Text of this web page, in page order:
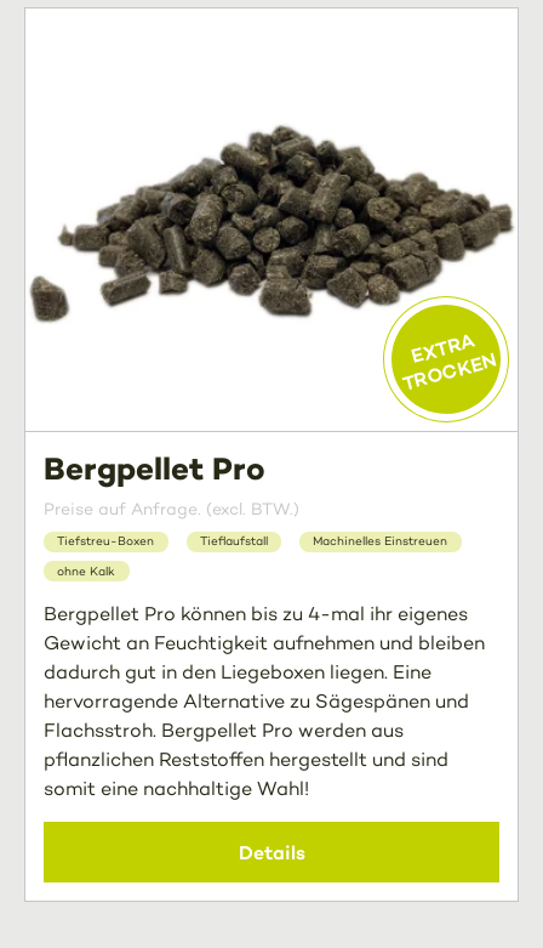
EXTRA
TROCKEN
Bergpellet Pro
Preise auf Anfrage. (excl. BTW.)
Tiefstreu-Boxen Tieflaufstall Machinelles Einstreuen
ohne Kalk
Bergpellet Pro können bis zu 4-mal ihr eigenes
Gewicht an Feuchtigkeit aufnehmen und bleiben
dadurch gut in den Liegeboxen liegen. Eine
hervorragende Alternative zu Sägespänen und
Flachsstroh. Bergpellet Pro werden aus
pflanzlichen Reststoffen hergestellt und sind
somit eine nachhaltige Wahl!
Details